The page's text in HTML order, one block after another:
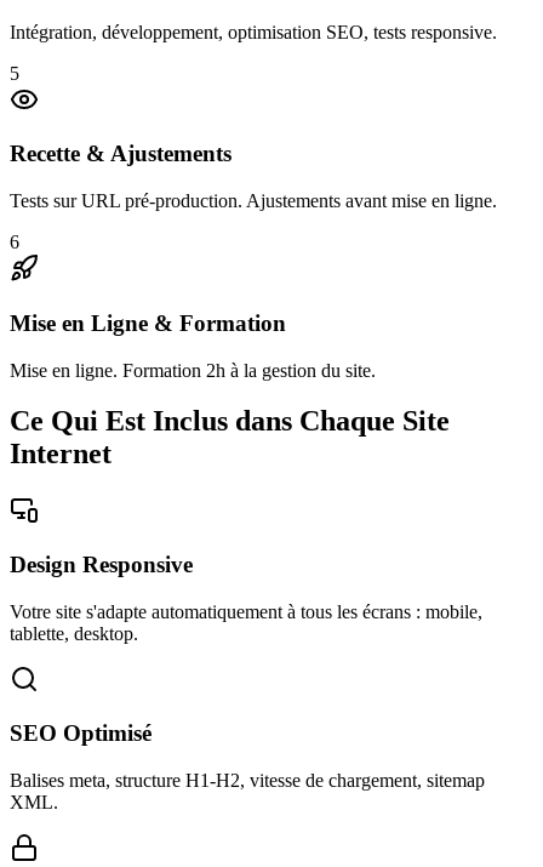
Intégration, développement, optimisation SEO, tests responsive.
5
Recette & Ajustements
Tests sur URL pré-production. Ajustements avant mise en ligne.
6
Mise en Ligne & Formation
Mise en ligne. Formation 2h à la gestion du site.
Ce Qui Est Inclus dans Chaque Site
Internet
Design Responsive
Votre site s'adapte automatiquement à tous les écrans : mobile,
tablette, desktop.
SEO Optimisé
Balises meta, structure H1-H2, vitesse de chargement, sitemap
XML.